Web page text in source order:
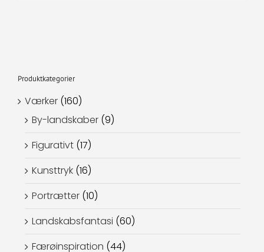
Produktkategorier
Værker (160)
By-landskaber (9)
Figurativt (17)
Kunsttryk (16)
Portrætter (10)
Landskabsfantasi (60)
Færøinspiration (44)